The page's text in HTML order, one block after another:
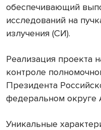
обеспечивающий
исследований на
излучения (СИ).
Реализация проекта
контроле
Президента
федеральном округе
Уникальные